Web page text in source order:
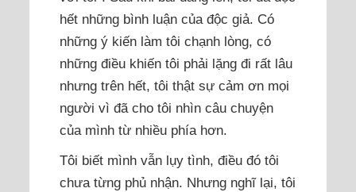
hết những bình luận của độc giả. Có
những ý kiến làm tôi chạnh lòng, có
những điều khiến tôi phải lặng đi rất lâu
nhưng trên hết, tôi thật sự cảm ơn mọi
người vì đã cho tôi nhìn câu chuyện
của mình từ nhiều phía hơn.
Tôi biết mình vẫn lụy tình, điều đó tôi
chưa từng phủ nhận. Nhưng nghĩ lại, tôi